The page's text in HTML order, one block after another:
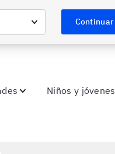
Continuar
Niños y jóvenes